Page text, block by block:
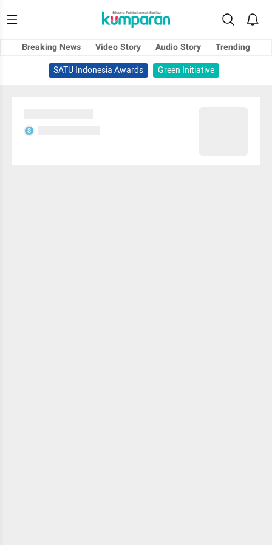
Breaking News Video Story Audio Story
Trending
SATU Indonesia Awards
Green Initiative
S